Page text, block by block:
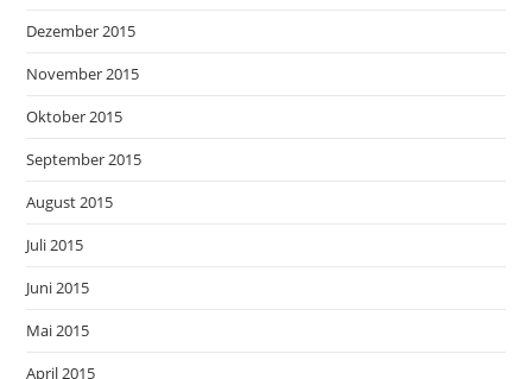
Dezember 2015
November 2015
Oktober 2015
September 2015
August 2015
Juli 2015
Juni 2015
Mai 2015
April 2015